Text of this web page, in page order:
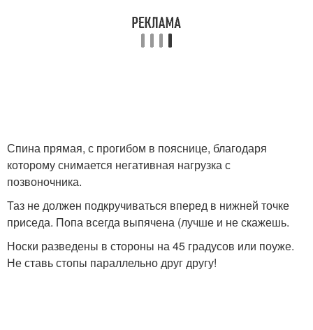
Спина прямая, с прогибом в пояснице, благодаря
которому снимается негативная нагрузка с
позвоночника.
Таз не должен подкручиваться вперед в нижней точке
приседа. Попа всегда выпячена (лучше и не скажешь.
Носки разведены в стороны на 45 градусов или поуже.
Не ставь стопы параллельно друг другу!